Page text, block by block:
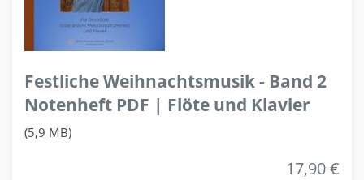
Festliche Weihnachtsmusik - Band 2
Notenheft PDF | Flöte und Klavier
(5,9 MB)
17,90 €